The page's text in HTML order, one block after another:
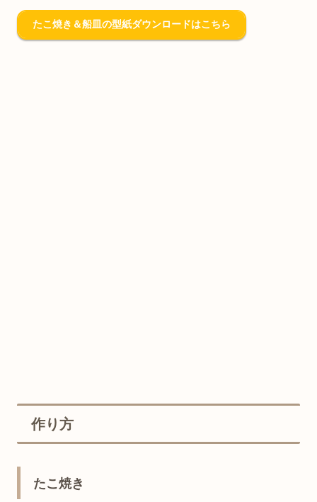
たこ焼き＆船皿の型紙ダウンロードはこちら
作り方
たこ焼き